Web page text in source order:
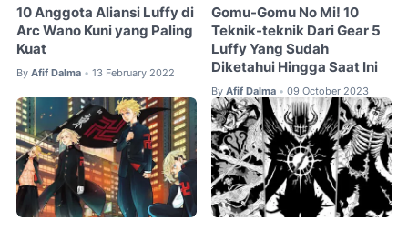
10 Anggota Aliansi Luffy di
Arc Wano Kuni yang Paling
Kuat
By Afif Dalma • 13 February 2022
Gomu-Gomu No Mi! 10
Teknik-teknik Dari Gear 5
Luffy Yang Sudah
Diketahui Hingga Saat Ini
By Afif Dalma • 09 October 2023